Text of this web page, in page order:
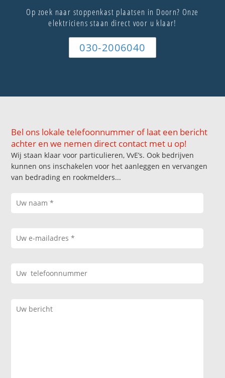
Op zoek naar stoppenkast plaatsen in Doorn? Onze
elektriciens staan direct voor u klaar!
030-2006040
Bel ons lokale telefoonnummer of laat een bericht
achter en we nemen direct contact met u op!
Wij staan klaar voor particulieren, VvE’s. Ook bedrijven
kunnen ons inschakelen voor het aanleggen en vervangen
van bedrading en rookmelders...